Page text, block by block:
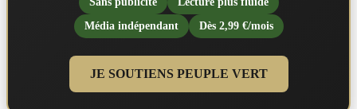
Média indépendant
Dès 2,99 €/mois
JE SOUTIENS PEUPLE VERT